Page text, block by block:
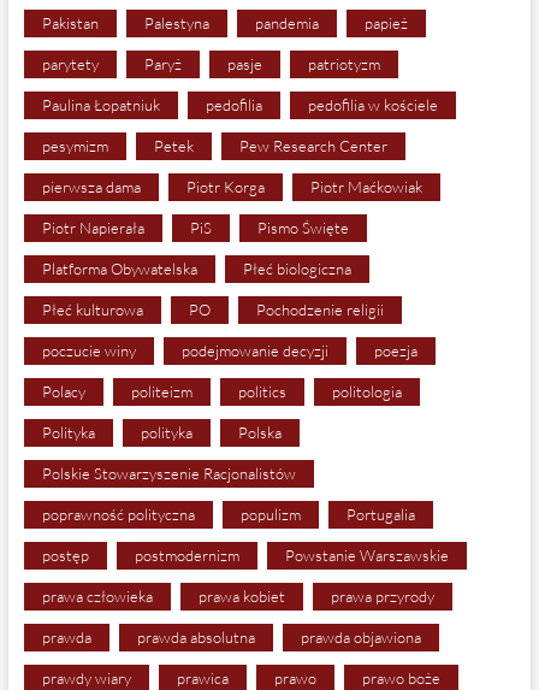
Pakistan Palestyna pandemia papież
parytety Paryż pasje patriotyzm
Paulina Łopatniuk pedofilia pedofilia w kościele
pesymizm Petek Pew Research Center
pierwsza dama Piotr Korga Piotr Maćkowiak
Piotr Napierała PiS Pismo Święte
Platforma Obywatelska Płeć biologiczna
Płeć kulturowa PO Pochodzenie religii
poczucie winy podejmowanie decyzji poezja
Polacy politeizm politics politologia
Polityka polityka Polska
Polskie Stowarzyszenie Racjonalistów
poprawność polityczna populizm Portugalia
postęp postmodernizm Powstanie Warszawskie
prawa człowieka prawa kobiet prawa przyrody
prawda prawda absolutna prawda objawiona
prawdy wiary prawica prawo prawo boże